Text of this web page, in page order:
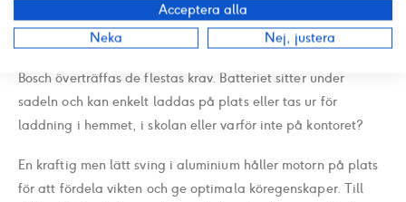
Nu finns storsäljaren Raw med eldrift. Med ett uttagbart
litiumbatteri för enkel laddning och en kraftig motor från
Bosch överträffas de flestas krav. Batteriet sitter under
sadeln och kan enkelt laddas på plats eller tas ur för
laddning i hemmet, i skolan eller varför inte på kontoret?
En kraftig men lätt sving i aluminium håller motorn på plats
för att fördela vikten och ge optimala köregenskaper. Till
Acceptera alla
Neka
Nej, justera